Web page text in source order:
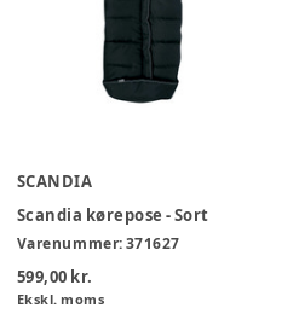
SCANDIA
Scandia kørepose - Sort
Varenummer:371627
599,00 kr.
Ekskl. moms